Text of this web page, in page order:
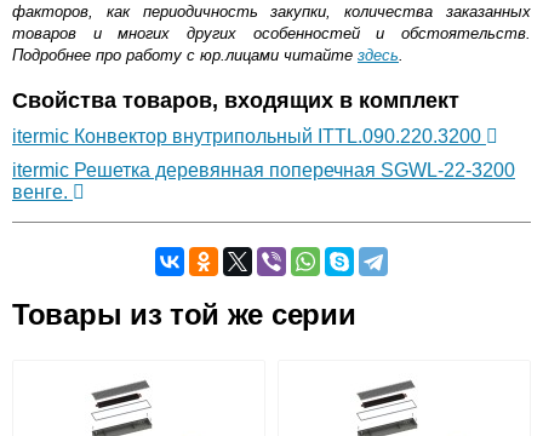
факторов, как периодичность закупки, количества заказанных
товаров и многих других особенностей и обстоятельств.
Подробнее про работу с юр.лицами читайте здесь.
Свойства товаров, входящих в комплект
itermic Конвектор внутрипольный ITTL.090.220.3200
itermic Решетка деревянная поперечная SGWL-22-3200
венге.
Оставьте отзыв
Доставка сантехники по Москве и Московской области
Наличный расчёт
Банковской картой на сайте в режиме реального
Товары из той же серии